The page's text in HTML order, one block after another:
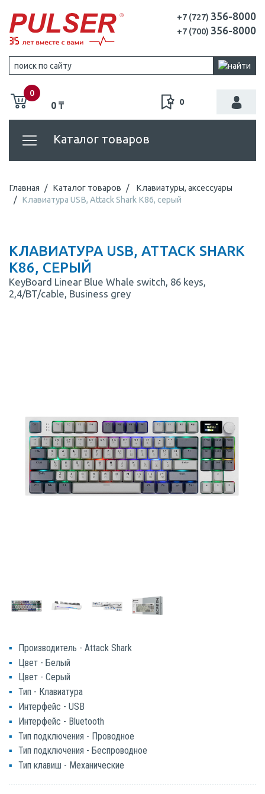
+7 (727) 356-8000
+7 (700) 356-8000
0
0 ₸ 0
Каталог товаров
Главная Каталог товаров
Клавиатуры, аксессуары
Клавиатура USB, Attack Shark K86, серый
КЛАВИАТУРА USB, ATTACK SHARK
K86, СЕРЫЙ
KeyBoard Linear Blue Whale switch, 86 keys,
2,4/BT/cable, Business grey
Производитель - Attack Shark
Цвет - Белый
Цвет - Серый
Тип - Клавиатура
Интерфейс - USB
Интерфейс - Bluetooth
Тип подключения - Проводное
Тип подключения - Беспроводное
Тип клавиш - Механические